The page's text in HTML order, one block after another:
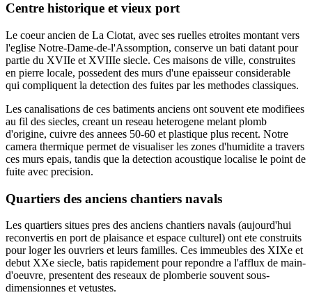
Centre historique et vieux port
Le coeur ancien de La Ciotat, avec ses ruelles etroites montant vers
l'eglise Notre-Dame-de-l'Assomption, conserve un bati datant pour
partie du XVIIe et XVIIIe siecle. Ces maisons de ville, construites
en pierre locale, possedent des murs d'une epaisseur considerable
qui compliquent la detection des fuites par les methodes classiques.
Les canalisations de ces batiments anciens ont souvent ete modifiees
au fil des siecles, creant un reseau heterogene melant plomb
d'origine, cuivre des annees 50-60 et plastique plus recent. Notre
camera thermique permet de visualiser les zones d'humidite a travers
ces murs epais, tandis que la detection acoustique localise le point de
fuite avec precision.
Quartiers des anciens chantiers navals
Les quartiers situes pres des anciens chantiers navals (aujourd'hui
reconvertis en port de plaisance et espace culturel) ont ete construits
pour loger les ouvriers et leurs familles. Ces immeubles des XIXe et
debut XXe siecle, batis rapidement pour repondre a l'afflux de main-
d'oeuvre, presentent des reseaux de plomberie souvent sous-
dimensionnes et vetustes.